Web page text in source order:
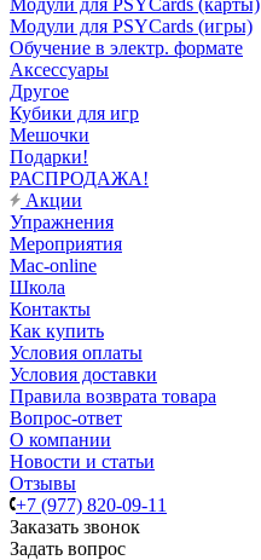
Модули для PSYCards (карты)
Модули для PSYCards (игры)
Обучение в электр. формате
Аксессуары
Другое
Кубики для игр
Мешочки
Подарки!
РАСПРОДАЖА!
Акции
Упражнения
Мероприятия
Mac-online
Школа
Контакты
Как купить
Условия оплаты
Условия доставки
Правила возврата товара
Вопрос-ответ
О компании
Новости и статьи
Отзывы
+7 (977) 820-09-11
Заказать звонок
Задать вопрос